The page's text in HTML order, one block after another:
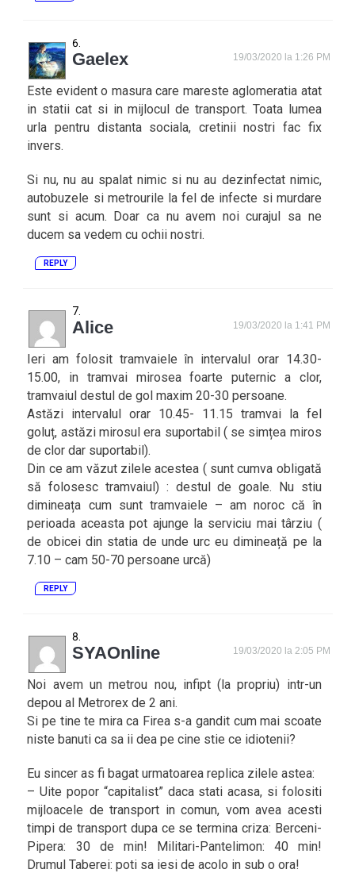
Gaelex 19/03/2020 la 1:26 PM
Este evident o masura care mareste aglomeratia atat
in statii cat si in mijlocul de transport. Toata lumea
urla pentru distanta sociala, cretinii nostri fac fix
invers.
Si nu, nu au spalat nimic si nu au dezinfectat nimic,
autobuzele si metrourile la fel de infecte si murdare
sunt si acum. Doar ca nu avem noi curajul sa ne
ducem sa vedem cu ochii nostri.
REPLY
Alice 19/03/2020 la 1:41 PM
Ieri am folosit tramvaiele în intervalul orar 14.30-
15.00, in tramvai mirosea foarte puternic a clor,
tramvaiul destul de gol maxim 20-30 persoane.
Astăzi intervalul orar 10.45- 11.15 tramvai la fel
goluț, astăzi mirosul era suportabil ( se simțea miros
de clor dar suportabil).
Din ce am văzut zilele acestea ( sunt cumva obligată
să folosesc tramvaiul) : destul de goale. Nu stiu
dimineața cum sunt tramvaiele – am noroc că în
perioada aceasta pot ajunge la serviciu mai târziu (
de obicei din statia de unde urc eu dimineață pe la
7.10 – cam 50-70 persoane urcă)
REPLY
SYAOnline 19/03/2020 la 2:05 PM
Noi avem un metrou nou, infipt (la propriu) intr-un
depou al Metrorex de 2 ani.
Si pe tine te mira ca Firea s-a gandit cum mai scoate
niste banuti ca sa ii dea pe cine stie ce idiotenii?
Eu sincer as fi bagat urmatoarea replica zilele astea:
– Uite popor “capitalist” daca stati acasa, si folositi
mijloacele de transport in comun, vom avea acesti
timpi de transport dupa ce se termina criza: Berceni-
Pipera: 30 de min! Militari-Pantelimon: 40 min!
Drumul Taberei: poti sa iesi de acolo in sub o ora!